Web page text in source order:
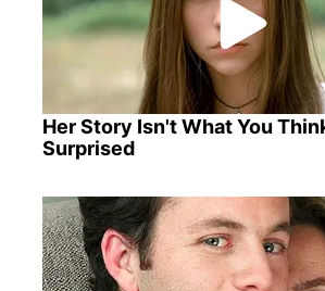
Her Story Isn't What You
Surprised